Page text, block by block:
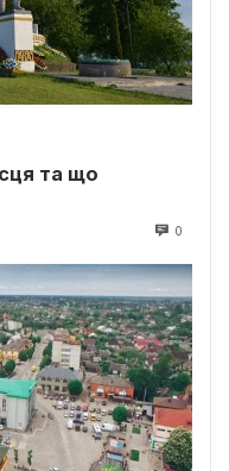
та що
0